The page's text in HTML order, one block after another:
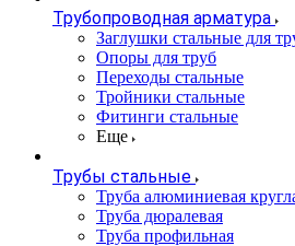
Трубопроводная арматура
Заглушки стальные для
Опоры для труб
Переходы стальные
Тройники стальные
Фитинги стальные
Еще
Трубы стальные
Труба алюминиевая
Труба дюралевая
Труба профильная